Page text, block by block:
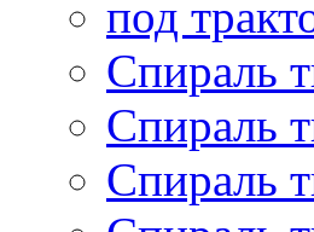
под
Спираль
Спираль
Спираль